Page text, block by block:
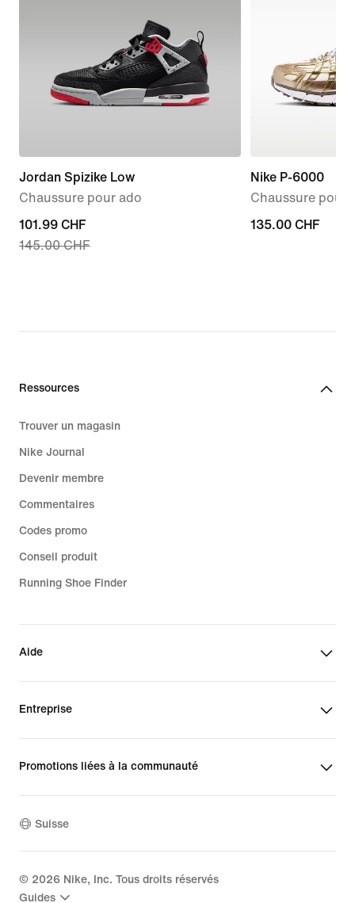
Jordan Spizike Low
Chaussure pour ado
current
price
145.00 CHF
101.99 CHF
145.00 CHF
Nike P-6000
Chaussure pour
135.00 CHF
135.00 CHF
Ressources
Trouver un magasin
Nike Journal
Devenir membre
Commentaires
Codes promo
Conseil produit
Running Shoe Finder
Aide
Entreprise
Promotions liées à la communauté
Suisse
© 2026 Nike, Inc. Tous droits réservés
Guides